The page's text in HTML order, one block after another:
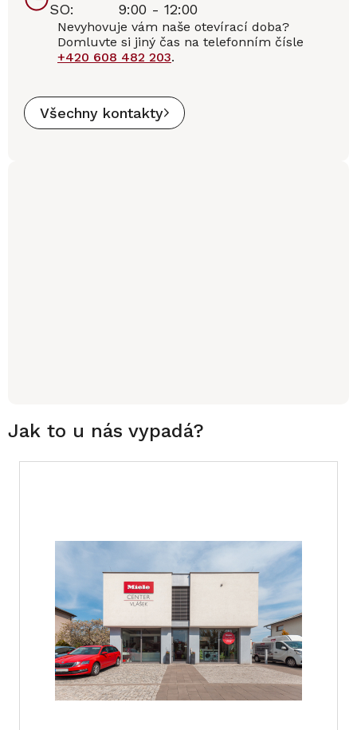
SO:
9:00 - 12:00
Nevyhovuje vám naše otevírací doba?
Domluvte si jiný čas na telefonním čísle
+420 608 482 203.
Všechny kontakty
Jak to u nás vypadá?